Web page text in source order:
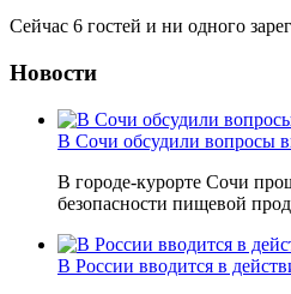
Сейчас 6 гостей и ни одного
Новости
В Сочи обсудили вопросы
В городе-курорте Сочи
безопасности пищевой
В России вводится в